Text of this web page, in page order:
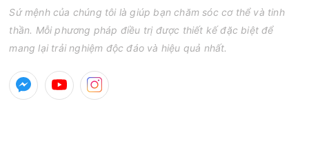
Sứ mệnh của chúng tôi là giúp bạn chăm sóc cơ thể và tinh
thần. Mỗi phương pháp điều trị được thiết kế đặc biệt để
mang lại trải nghiệm độc đáo và hiệu quả nhất.